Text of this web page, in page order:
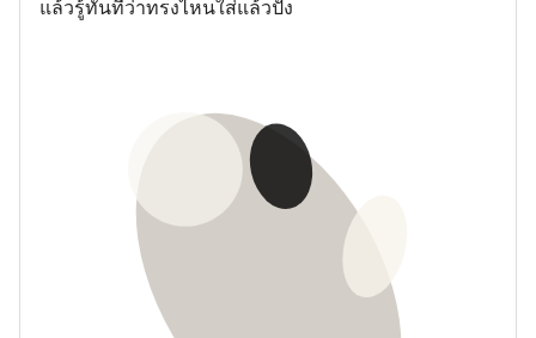
แล้วรู้ทันทีว่าทรงไหนใส่แล้วปัง